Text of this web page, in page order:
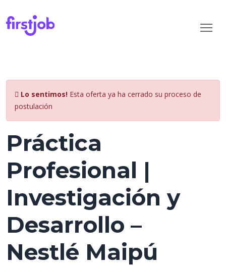
Lo sentimos! Esta oferta ya ha cerrado su proceso de
postulación
Práctica
Profesional |
Investigación y
Desarrollo –
Nestlé Maipú